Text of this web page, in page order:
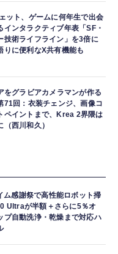
ット、ゲームに何年生で出会
インタラクティブ年表「SF・
技術ライフライン」を3倍に
りに便利なX共有機能も
をグラビアカメラマンが作る
71回：衣装チェンジ、画像コ
ペイントまで、Krea 2界隈は
（西川和久）
感謝祭で高性能ロボット掃
Ultraが半額＋さらに5％オ
プ自動洗浄・乾燥まで対応ハ